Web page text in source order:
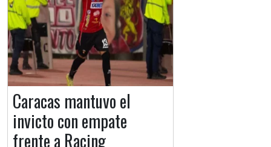
Caracas mantuvo el
invicto con empate
frente a Racing